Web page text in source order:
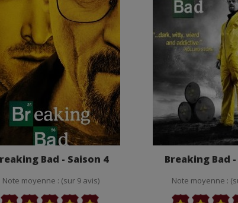
Bad - Saison 4
Note moyenne : (sur 9 avis)
Breaking Bad
Note moyenne :